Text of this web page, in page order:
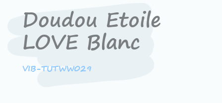
Doudou Etoile
LOVE Blanc
VIB-TUTWW029